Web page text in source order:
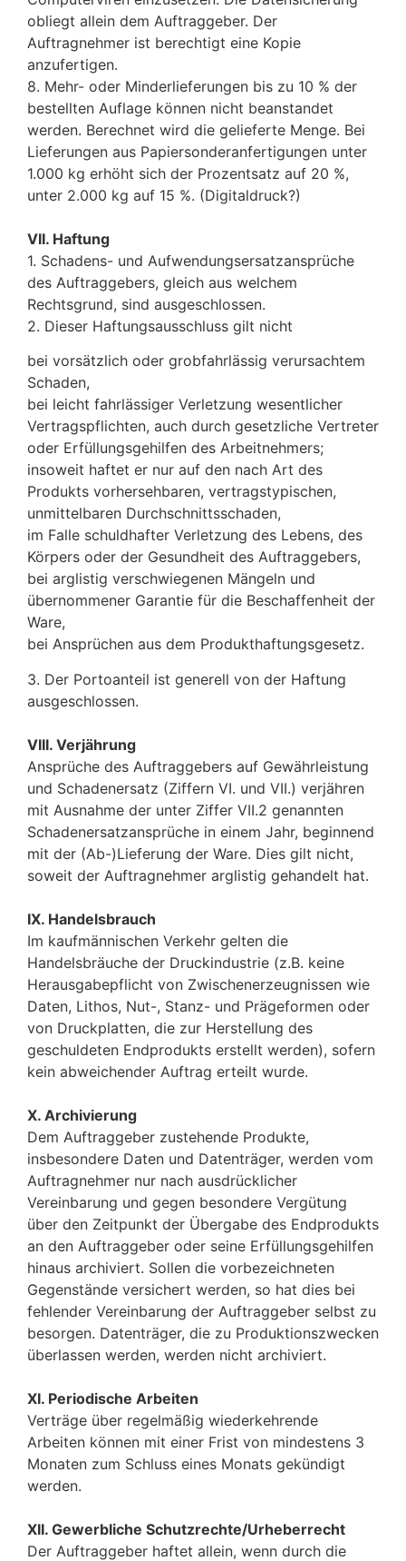
obliegt allein dem Auftraggeber. Der
Auftragnehmer ist berechtigt eine Kopie
anzufertigen.
8. Mehr- oder Minderlieferungen bis zu 10 % der
bestellten Auflage können nicht beanstandet
werden. Berechnet wird die gelieferte Menge. Bei
Lieferungen aus Papiersonderanfertigungen unter
1.000 kg erhöht sich der Prozentsatz auf 20 %,
unter 2.000 kg auf 15 %. (Digitaldruck?)
VII. Haftung
1. Schadens- und Aufwendungsersatzansprüche
des Auftraggebers, gleich aus welchem
Rechtsgrund, sind ausgeschlossen.
2. Dieser Haftungsausschluss gilt nicht
bei vorsätzlich oder grobfahrlässig verursachtem
Schaden,
bei leicht fahrlässiger Verletzung wesentlicher
Vertragspflichten, auch durch gesetzliche Vertreter
oder Erfüllungsgehilfen des Arbeitnehmers;
insoweit haftet er nur auf den nach Art des
Produkts vorhersehbaren, vertragstypischen,
unmittelbaren Durchschnittsschaden,
im Falle schuldhafter Verletzung des Lebens, des
Körpers oder der Gesundheit des Auftraggebers,
bei arglistig verschwiegenen Mängeln und
übernommener Garantie für die Beschaffenheit der
Ware,
bei Ansprüchen aus dem Produkthaftungsgesetz.
3. Der Portoanteil ist generell von der Haftung
ausgeschlossen.
VIII. Verjährung
Ansprüche des Auftraggebers auf Gewährleistung
und Schadenersatz (Ziffern VI. und VII.) verjähren
mit Ausnahme der unter Ziffer VII.2 genannten
Schadenersatzansprüche in einem Jahr, beginnend
mit der (Ab-)Lieferung der Ware. Dies gilt nicht,
soweit der Auftragnehmer arglistig gehandelt hat.
IX. Handelsbrauch
Im kaufmännischen Verkehr gelten die
Handelsbräuche der Druckindustrie (z.B. keine
Herausgabepflicht von Zwischenerzeugnissen wie
Daten, Lithos, Nut-, Stanz- und Prägeformen oder
von Druckplatten, die zur Herstellung des
geschuldeten Endprodukts erstellt werden), sofern
kein abweichender Auftrag erteilt wurde.
X. Archivierung
Dem Auftraggeber zustehende Produkte,
insbesondere Daten und Datenträger, werden vom
Auftragnehmer nur nach ausdrücklicher
Vereinbarung und gegen besondere Vergütung
über den Zeitpunkt der Übergabe des Endprodukts
an den Auftraggeber oder seine Erfüllungsgehilfen
hinaus archiviert. Sollen die vorbezeichneten
Gegenstände versichert werden, so hat dies bei
fehlender Vereinbarung der Auftraggeber selbst zu
besorgen. Datenträger, die zu Produktionszwecken
überlassen werden, werden nicht archiviert.
XI. Periodische Arbeiten
Verträge über regelmäßig wiederkehrende
Arbeiten können mit einer Frist von mindestens 3
Monaten zum Schluss eines Monats gekündigt
werden.
XII. Gewerbliche Schutzrechte/Urheberrecht
Der Auftraggeber haftet allein, wenn durch die